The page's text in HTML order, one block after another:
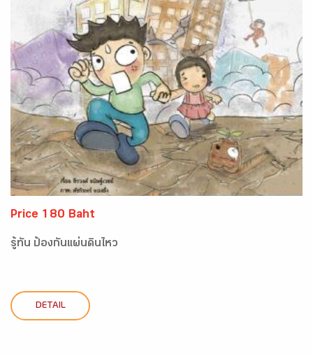
Price 180 Baht
รู้ทัน ป้องกันแผ่นดินไหว
DETAIL